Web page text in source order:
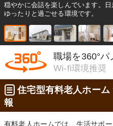
穏やかに会話を楽しんでいます。
ゆったりと過ごせる環境です。
職場を360°パ
Wi-fi環境推奨
住宅型有料老人ホー
報
有料老人ホームでは、生活サポ